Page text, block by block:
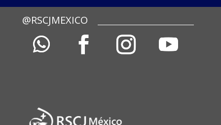
@RSCJMEXICO